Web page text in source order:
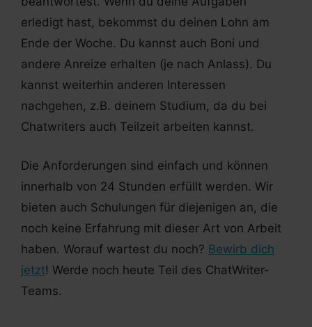
erledigt hast, bekommst du deinen Lohn am
Ende der Woche. Du kannst auch Boni und
andere Anreize erhalten (je nach Anlass). Du
kannst weiterhin anderen Interessen
nachgehen, z.B. deinem Studium, da du bei
Chatwriters auch Teilzeit arbeiten kannst.
Die Anforderungen sind einfach und können
innerhalb von 24 Stunden erfüllt werden. Wir
bieten auch Schulungen für diejenigen an, die
noch keine Erfahrung mit dieser Art von Arbeit
haben. Worauf wartest du noch? Bewirb dich
jetzt! Werde noch heute Teil des ChatWriter-
Teams.